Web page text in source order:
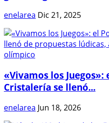
enelarea Dic 21, 2025
«Vivamos los
Cristalería se llenó...
enelarea Jun 18, 2026